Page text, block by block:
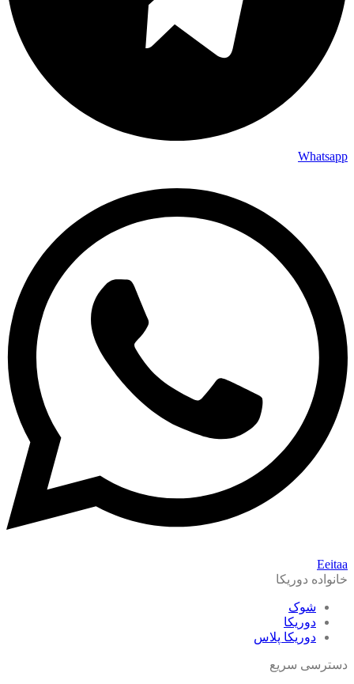
Whatsapp
Eeitaa
خانواده دوریکا
شوک
دوریکا
دوریکا پلاس
دسترسی سریع